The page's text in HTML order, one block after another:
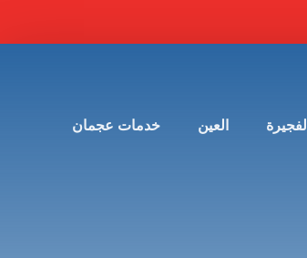
الفجيرة العين خدمات عجمان